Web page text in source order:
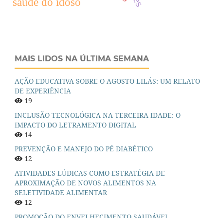
MAIS LIDOS NA ÚLTIMA SEMANA
AÇÃO EDUCATIVA SOBRE O AGOSTO LILÁS: UM RELATO
DE EXPERIÊNCIA
19
INCLUSÃO TECNOLÓGICA NA TERCEIRA IDADE: O
IMPACTO DO LETRAMENTO DIGITAL
14
PREVENÇÃO E MANEJO DO PÉ DIABÉTICO
12
ATIVIDADES LÚDICAS COMO ESTRATÉGIA DE
APROXIMAÇÃO DE NOVOS ALIMENTOS NA
SELETIVIDADE ALIMENTAR
12